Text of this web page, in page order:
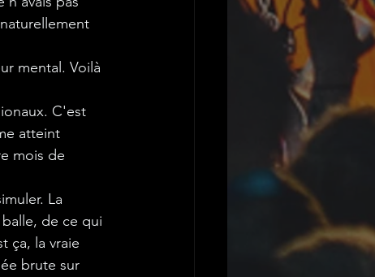
mental. Voilà
C'est
atteint
mois de
La
de ce qui
ça, la vraie
brute sur